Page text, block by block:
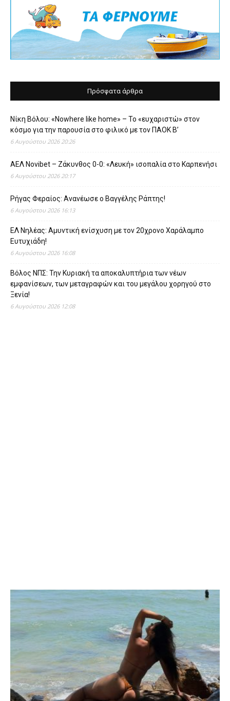
Πρόσφατα άρθρα
Νίκη Βόλου: «Nowhere like home» – Το «ευχαριστώ» στον
κόσμο για την παρουσία στο φιλικό με τον ΠΑΟΚ Β’
6 Αυγούστου 2026 20:26
ΑΕΛ Novibet – Ζάκυνθος 0-0: «Λευκή» ισοπαλία στο Καρπενήσι
6 Αυγούστου 2026 20:17
Ρήγας Φεραίος: Ανανέωσε ο Βαγγέλης Ράπτης!
6 Αυγούστου 2026 16:13
ΕΛ Νηλέας: Αμυντική ενίσχυση με τον 20χρονο Χαράλαμπο
Ευτυχιάδη!
6 Αυγούστου 2026 16:08
Βόλος ΝΠΣ: Την Κυριακή τα αποκαλυπτήρια των νέων
εμφανίσεων, των μεταγραφών και του μεγάλου χορηγού στο
Ξενία!
6 Αυγούστου 2026 12:08